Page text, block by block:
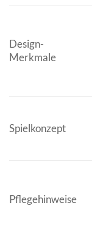
Design-
Merkmale
Spielkonzept
Pflegehinweise